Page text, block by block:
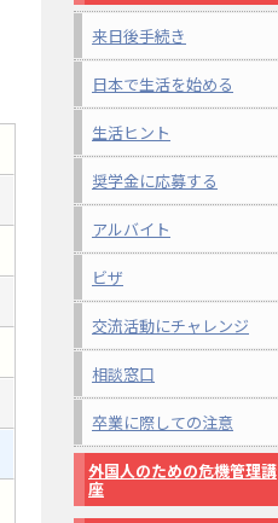
来日後手続き
日本で生活を始める
生活ヒント
奨学金に応募する
アルバイト
ビザ
交流活動にチャレンジ
相談窓口
卒業に際しての注意
外国人のための危機管理講
座